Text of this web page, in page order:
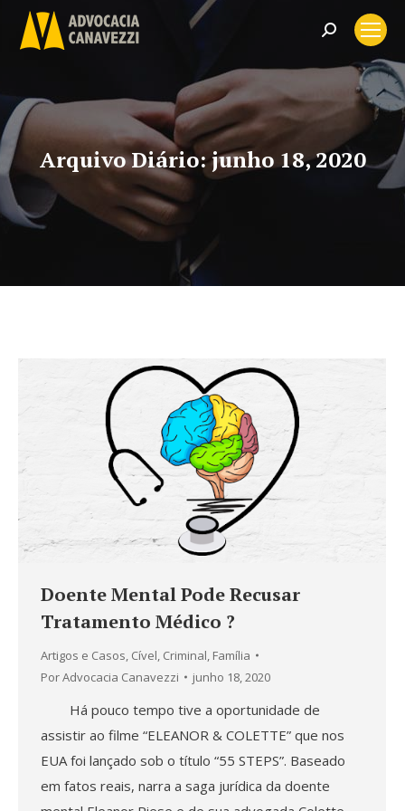
Search:
Arquivo Diário:junho 18, 2020
Doente Mental Pode Recusar
Tratamento Médico ?
Artigos e Casos, Cível, Criminal, Família
PorAdvocacia Canavezzi junho 18, 2020
Há pouco tempo tive a oportunidade de
assistir ao filme “ELEANOR & COLETTE” que nos
EUA foi lançado sob o título “55 STEPS”. Baseado
em fatos reais, narra a saga jurídica da doente